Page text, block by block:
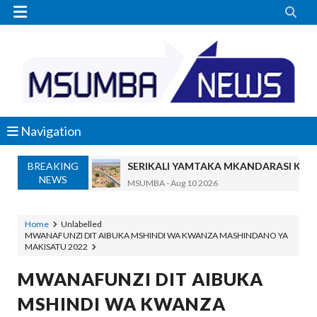
 
Navigation
BREAKING
NEWS
SERIKALI YAMTAKA MKANDARASI
MSUMBA-Aug 10 2026
NM-AIST KINARA WA MAONESHO YA
RC MAKALLA AIPONGEZA NM-AIST KWA
Alex Sonna -Aug 09 2026
BARAZA LA USHINDANI LAJA NA MFUMO WA
Home
Unlabelled
MWANAFUNZI DIT AIBUKA MSHINDI WA KWANZA MASHINDANO YA
MAKISATU 2022
MWANAFUNZI DIT AIBUKA
MSHINDI WA KWANZA